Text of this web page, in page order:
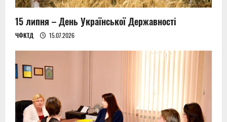
15 липня – День Української Державності
ЧФКТД 15.07.2026